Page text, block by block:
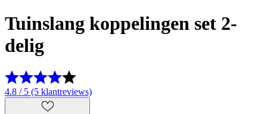
Tuinslang koppelingen set 2-
delig
4.8 / 5 (5 klantreviews)